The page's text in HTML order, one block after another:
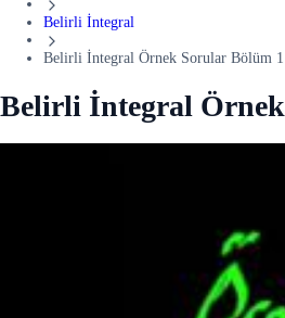
Belirli İntegral
Belirli İntegral Örnek Sorular Bölüm 1
Belirli İntegral